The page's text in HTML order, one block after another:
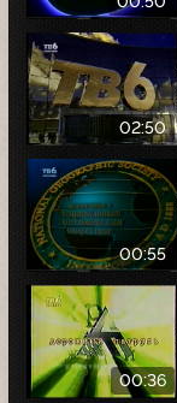
02:50
00:55
00:36